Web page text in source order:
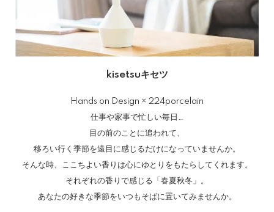
kisetsuキセツ
Hands on Design × 224porcelain
仕事や家事で忙しい毎日…
目の前のことに追われて、
移ろい行く季節を遠目に感じるだけになっていませんか。
そんな時、ここちよい香りは心にゆとりをもたらしてくれます。
それぞれの香りで感じる「春夏秋冬」。
あなたの好きな季節をいつもそばに置いてみませんか。